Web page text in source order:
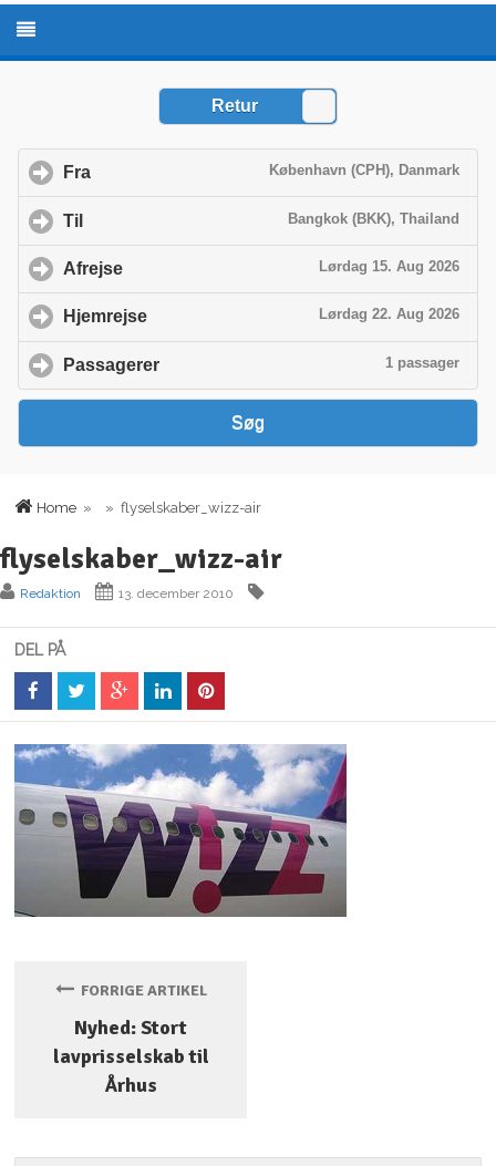
Home » » flyselskaber_wizz-air
flyselskaber_wizz-air
Redaktion 13. december 2010
DEL PÅ
FORRIGE ARTIKEL
Nyhed: Stort
lavprisselskab til
Århus